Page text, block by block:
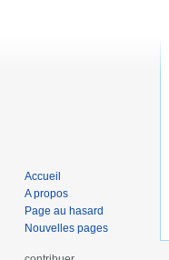
Accueil
A propos
Page au hasard
Nouvelles pages